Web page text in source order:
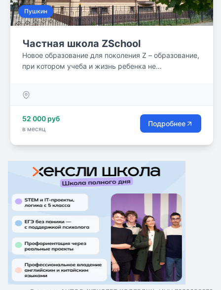
Пушкин
Частная школа ZSchool
Новое образование для поколения Z – образование,
при котором учеба и жизнь ребенка не
этого ему необходимо безопасное пространство,
навязываются рамки и стереотипы. В таком
пространстве учитель, ребенок и родитель смогут
52 000 руб
в месяц
Подробнее